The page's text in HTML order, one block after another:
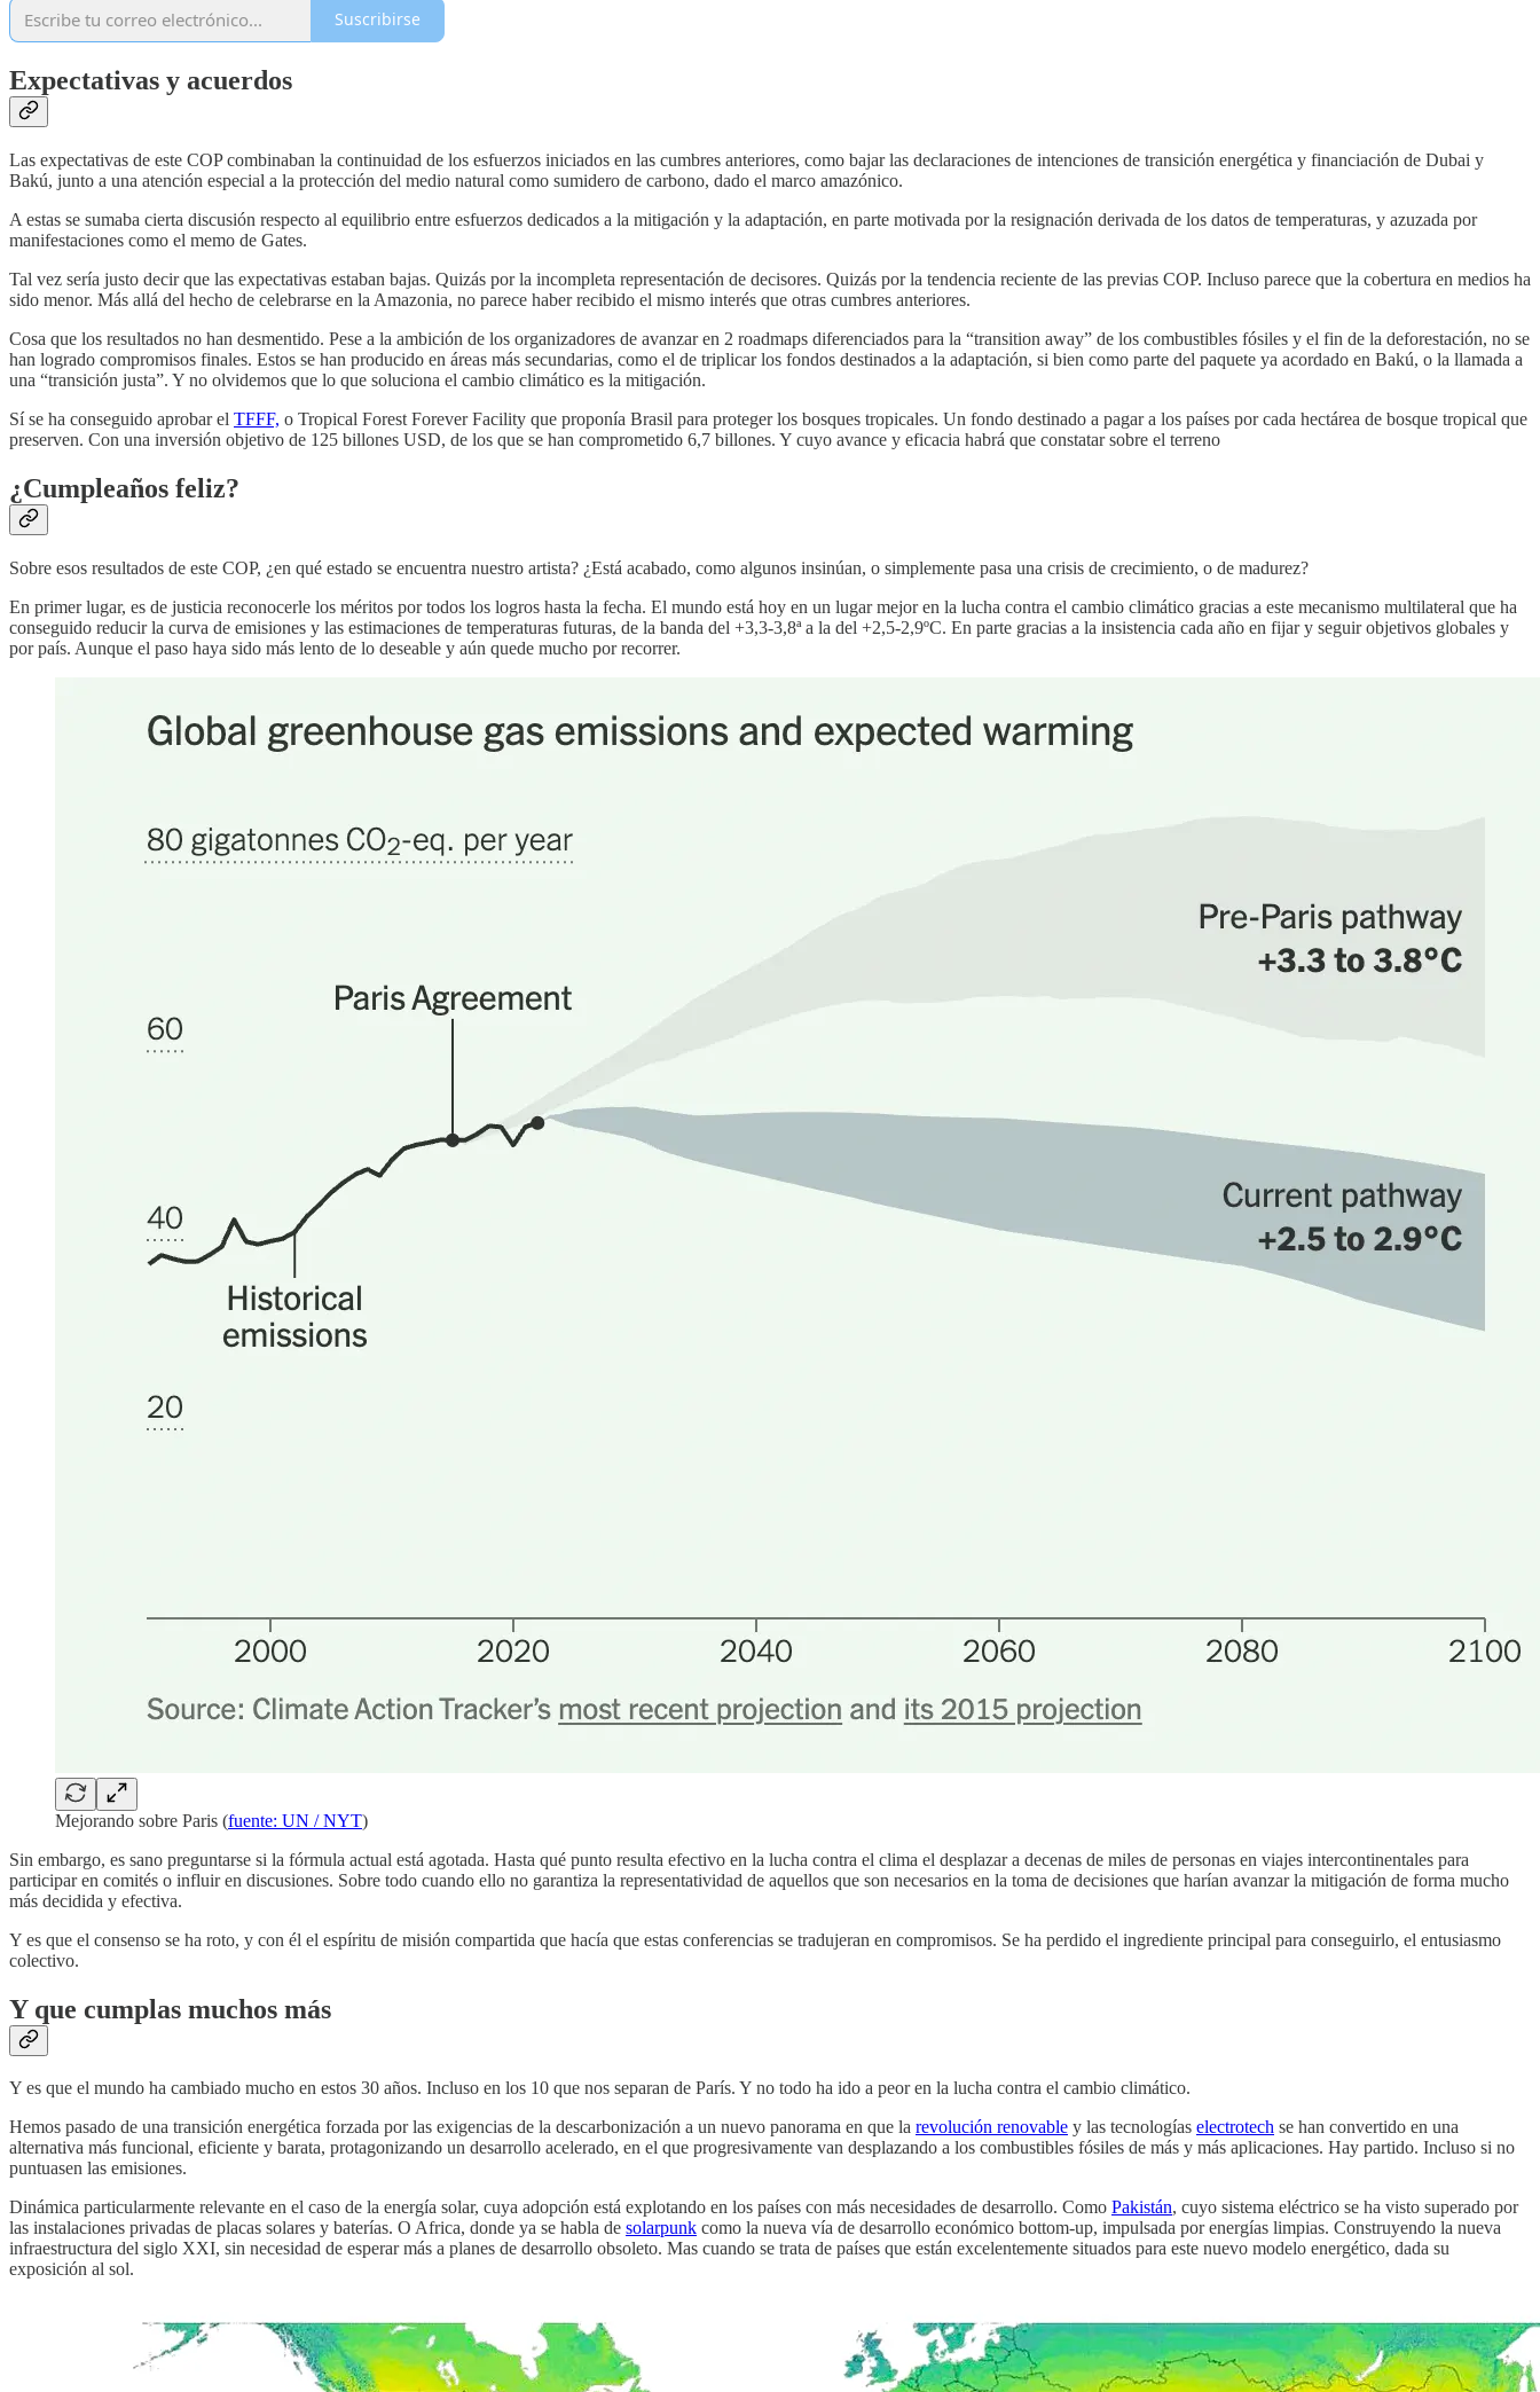
Suscribirse
Expectativas y acuerdos
Las expectativas de este COP combinaban la continuidad de los esfuerzos iniciados en las cumbres anteriores, como bajar las declaraciones de intenciones de transición energética y financiación de Dubai y
Bakú, junto a una atención especial a la protección del medio natural como sumidero de carbono, dado el marco amazónico.
A estas se sumaba cierta discusión respecto al equilibrio entre esfuerzos dedicados a la mitigación y la adaptación, en parte motivada por la resignación derivada de los datos de temperaturas, y azuzada por
manifestaciones como el memo de Gates.
Tal vez sería justo decir que las expectativas estaban bajas. Quizás por la incompleta representación de decisores. Quizás por la tendencia reciente de las previas COP. Incluso parece que la cobertura en medios ha
sido menor. Más allá del hecho de celebrarse en la Amazonia, no parece haber recibido el mismo interés que otras cumbres anteriores.
Cosa que los resultados no han desmentido. Pese a la ambición de los organizadores de avanzar en 2 roadmaps diferenciados para la “transition away” de los combustibles fósiles y el fin de la deforestación, no se
han logrado compromisos finales. Estos se han producido en áreas más secundarias, como el de triplicar los fondos destinados a la adaptación, si bien como parte del paquete ya acordado en Bakú, o la llamada a
una “transición justa”. Y no olvidemos que lo que soluciona el cambio climático es la mitigación.
Sí se ha conseguido aprobar el TFFF, o Tropical Forest Forever Facility que proponía Brasil para proteger los bosques tropicales. Un fondo destinado a pagar a los países por cada hectárea de bosque tropical que
preserven. Con una inversión objetivo de 125 billones USD, de los que se han comprometido 6,7 billones. Y cuyo avance y eficacia habrá que constatar sobre el terreno
¿Cumpleaños feliz?
Sobre esos resultados de este COP, ¿en qué estado se encuentra nuestro artista? ¿Está acabado, como algunos insinúan, o simplemente pasa una crisis de crecimiento, o de madurez?
En primer lugar, es de justicia reconocerle los méritos por todos los logros hasta la fecha. El mundo está hoy en un lugar mejor en la lucha contra el cambio climático gracias a este mecanismo multilateral que ha
conseguido reducir la curva de emisiones y las estimaciones de temperaturas futuras, de la banda del +3,3-3,8ª a la del +2,5-2,9ºC. En parte gracias a la insistencia cada año en fijar y seguir objetivos globales y
por país. Aunque el paso haya sido más lento de lo deseable y aún quede mucho por recorrer.
Mejorando sobre Paris (fuente: UN / NYT)
Sin embargo, es sano preguntarse si la fórmula actual está agotada. Hasta qué punto resulta efectivo en la lucha contra el clima el desplazar a decenas de miles de personas en viajes intercontinentales para
participar en comités o influir en discusiones. Sobre todo cuando ello no garantiza la representatividad de aquellos que son necesarios en la toma de decisiones que harían avanzar la mitigación de forma mucho
más decidida y efectiva.
Y es que el consenso se ha roto, y con él el espíritu de misión compartida que hacía que estas conferencias se tradujeran en compromisos. Se ha perdido el ingrediente principal para conseguirlo, el entusiasmo
colectivo.
Y que cumplas muchos más
Y es que el mundo ha cambiado mucho en estos 30 años. Incluso en los 10 que nos separan de París. Y no todo ha ido a peor en la lucha contra el cambio climático.
Hemos pasado de una transición energética forzada por las exigencias de la descarbonización a un nuevo panorama en que la revolución renovable y las tecnologías electrotech se han convertido en una
alternativa más funcional, eficiente y barata, protagonizando un desarrollo acelerado, en el que progresivamente van desplazando a los combustibles fósiles de más y más aplicaciones. Hay partido. Incluso si no
puntuasen las emisiones.
Dinámica particularmente relevante en el caso de la energía solar, cuya adopción está explotando en los países con más necesidades de desarrollo. Como Pakistán, cuyo sistema eléctrico se ha visto superado por
las instalaciones privadas de placas solares y baterías. O Africa, donde ya se habla de solarpunk como la nueva vía de desarrollo económico bottom-up, impulsada por energías limpias. Construyendo la nueva
infraestructura del siglo XXI, sin necesidad de esperar más a planes de desarrollo obsoleto. Mas cuando se trata de países que están excelentemente situados para este nuevo modelo energético, dada su
exposición al sol.